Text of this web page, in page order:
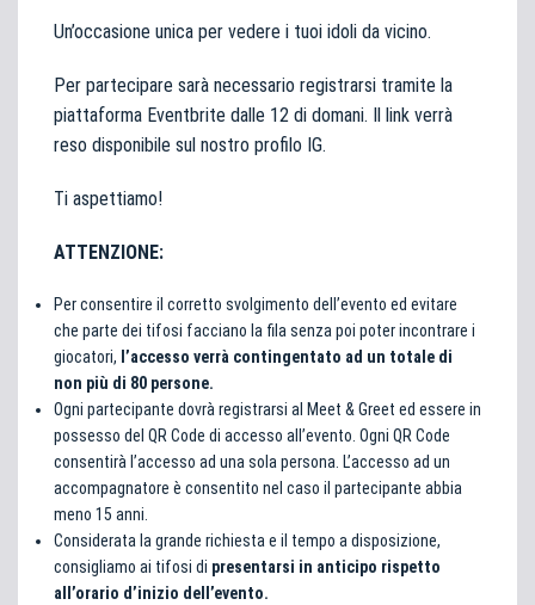
Un’occasione unica per vedere i tuoi idoli da vicino.
Per partecipare sarà necessario registrarsi tramite la
piattaforma Eventbrite dalle 12 di domani. Il link verrà
reso disponibile sul nostro profilo IG.
Ti aspettiamo!
ATTENZIONE:
Per consentire il corretto svolgimento dell’evento ed evitare
che parte dei tifosi facciano la fila senza poi poter incontrare i
giocatori, l’accesso verrà contingentato ad un totale di
non più di 80 persone.
Ogni partecipante dovrà registrarsi al Meet & Greet ed essere in
possesso del QR Code di accesso all’evento. Ogni QR Code
consentirà l’accesso ad una sola persona. L’accesso ad un
accompagnatore è consentito nel caso il partecipante abbia
meno 15 anni.
Considerata la grande richiesta e il tempo a disposizione,
consigliamo ai tifosi di presentarsi in anticipo rispetto
all’orario d’inizio dell’evento.